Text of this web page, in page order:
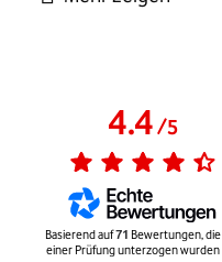
4.4/5
Basierend auf71 Bewertungen, die
einer Prüfung unterzogen wurden